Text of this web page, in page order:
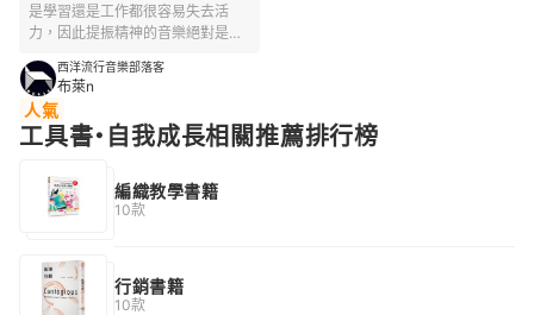
是學習還是工作都很容易失去活
力，因此提振精神的音樂絕對是不
聆聽的英文流行專輯，就讓輕快的
節奏和洗腦的曲風幫你暢快消暑、
打起精神吧！
西洋流行音樂部落客
布萊n
人氣
工具書・自我成長相關推薦排行榜
編織教學書籍
10款
行銷書籍
10款